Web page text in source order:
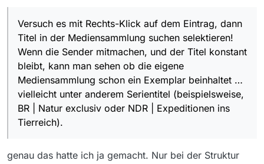
verglichen.
Schon wenn ich in der Downloadliste von Hand in
der Mediensammlung nachschlagen will, findet MV
erst dann was, wenn ich den Suchbegriff von Hand
nach RegEx konvertiere:
#:.*Serientitel.*Episodentitel.*
Versuch es mit Rechts-Klickauf dem Eintrag, dann
Titel in der Mediensammlung suchen
Wenn die Sender mitmachen, und der Titel konstant
bleibt, kann man sehen ob die eigene Mediensammlung
schon ein Exemplar beinhaltet … vielleicht unter anderem
Serientitel (beispielsweise,BR | Natur exclusivoder
Meine Hauptfrage ist: Benutzt MV die
Mediensammlung überhaupt um Downloads aus
Abos nicht anzulegen und/oder Sendungen in der
Filmliste als gesehen zu markieren?
Nein, siehe oben. Außerdem falls die URL einer Sendung
(in hoher Bildauflösung) in der Dateihistory.txtzu
finden ist, gilt die Sendung als gesehen.
Versuch es mit Rechts-Klick auf dem Eintrag, dann
Titel in der Mediensammlung suchen selektieren!
Wenn die Sender mitmachen, und der Titel konstant
bleibt, kann man sehen ob die eigene
Mediensammlung schon ein Exemplar beinhaltet …
vielleicht unter anderem Serientitel (beispielsweise,
BR | Natur exclusiv oder NDR | Expeditionen ins
Tierreich).
genau das hatte ich ja gemacht. Nur bei der Struktur